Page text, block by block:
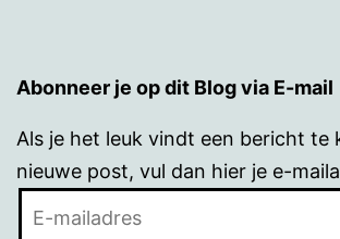
Abonneer je op dit Blog via E-mail
Als je het leuk vindt een bericht te
nieuwe post, vul dan hier je e-